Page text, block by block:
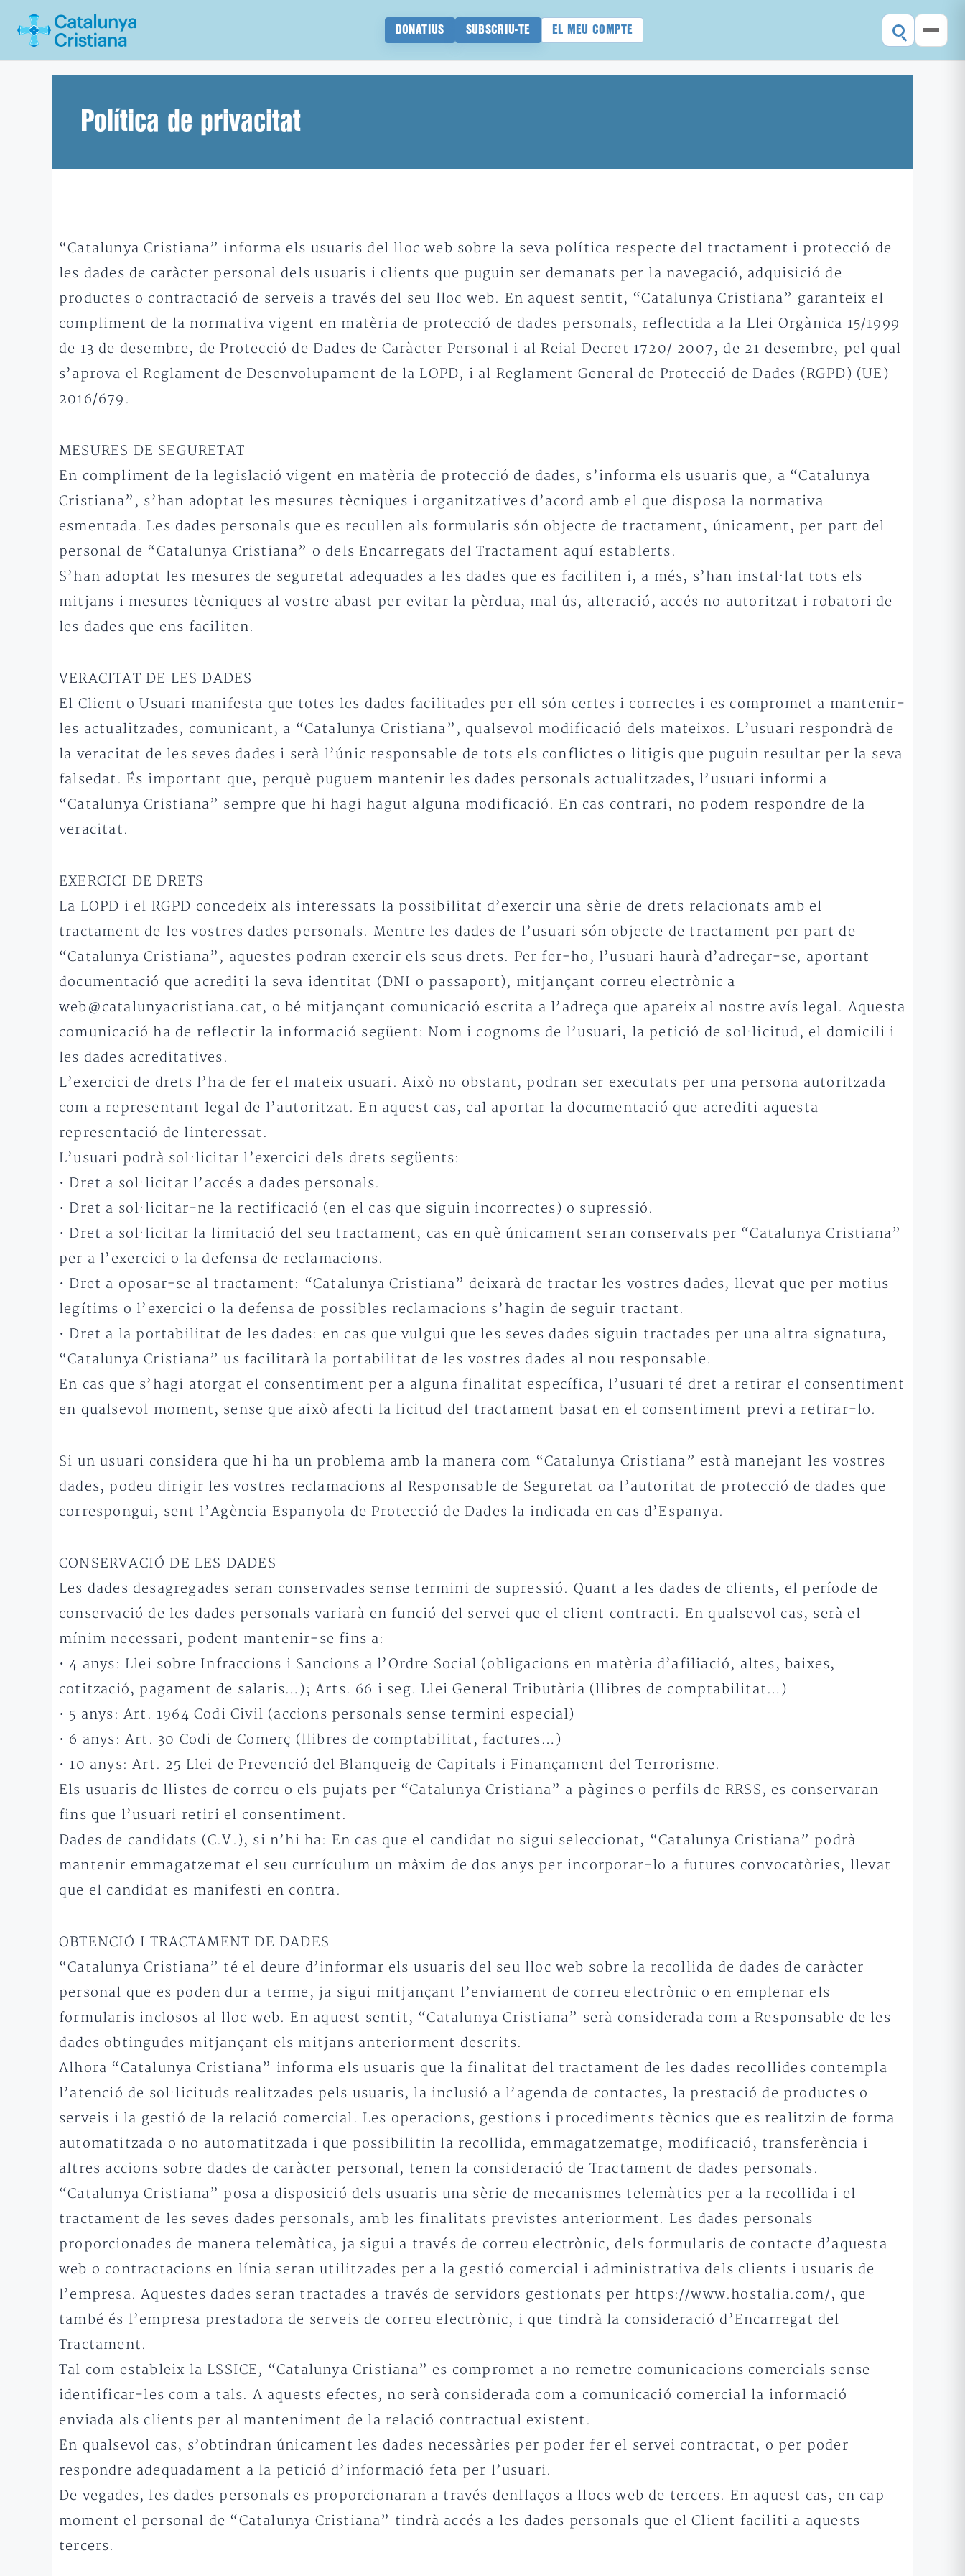
DONATIUS SUBSCRIU-TE EL MEU COMPTE
Política de privacitat
“Catalunya Cristiana” informa els usuaris del lloc web sobre la seva política respecte del tractament i protecció de
les dades de caràcter personal dels usuaris i clients que puguin ser demanats per la navegació, adquisició de
productes o contractació de serveis a través del seu lloc web. En aquest sentit, “Catalunya Cristiana” garanteix el
compliment de la normativa vigent en matèria de protecció de dades personals, reflectida a la Llei Orgànica 15/1999
de 13 de desembre, de Protecció de Dades de Caràcter Personal i al Reial Decret 1720/ 2007, de 21 desembre, pel qual
s’aprova el Reglament de Desenvolupament de la LOPD, i al Reglament General de Protecció de Dades (RGPD) (UE)
2016/679.
MESURES DE SEGURETAT
En compliment de la legislació vigent en matèria de protecció de dades, s’informa els usuaris que, a “Catalunya
Cristiana”, s’han adoptat les mesures tècniques i organitzatives d’acord amb el que disposa la normativa
esmentada. Les dades personals que es recullen als formularis són objecte de tractament, únicament, per part del
personal de “Catalunya Cristiana” o dels Encarregats del Tractament aquí establerts.
S’han adoptat les mesures de seguretat adequades a les dades que es faciliten i, a més, s’han instal·lat tots els
mitjans i mesures tècniques al vostre abast per evitar la pèrdua, mal ús, alteració, accés no autoritzat i robatori de
les dades que ens faciliten.
VERACITAT DE LES DADES
El Client o Usuari manifesta que totes les dades facilitades per ell són certes i correctes i es compromet a mantenir-
les actualitzades, comunicant, a “Catalunya Cristiana”, qualsevol modificació dels mateixos. L’usuari respondrà de
la veracitat de les seves dades i serà l’únic responsable de tots els conflictes o litigis que puguin resultar per la seva
falsedat. És important que, perquè puguem mantenir les dades personals actualitzades, l’usuari informi a
“Catalunya Cristiana” sempre que hi hagi hagut alguna modificació. En cas contrari, no podem respondre de la
veracitat.
EXERCICI DE DRETS
La LOPD i el RGPD concedeix als interessats la possibilitat d’exercir una sèrie de drets relacionats amb el
tractament de les vostres dades personals. Mentre les dades de l’usuari són objecte de tractament per part de
“Catalunya Cristiana”, aquestes podran exercir els seus drets. Per fer-ho, l’usuari haurà d’adreçar-se, aportant
documentació que acrediti la seva identitat (DNI o passaport), mitjançant correu electrònic a
web@catalunyacristiana.cat, o bé mitjançant comunicació escrita a l’adreça que apareix al nostre avís legal. Aquesta
comunicació ha de reflectir la informació següent: Nom i cognoms de l’usuari, la petició de sol·licitud, el domicili i
les dades acreditatives.
L’exercici de drets l’ha de fer el mateix usuari. Això no obstant, podran ser executats per una persona autoritzada
com a representant legal de l’autoritzat. En aquest cas, cal aportar la documentació que acrediti aquesta
representació de linteressat.
L’usuari podrà sol·licitar l’exercici dels drets següents:
• Dret a sol·licitar l’accés a dades personals.
• Dret a sol·licitar-ne la rectificació (en el cas que siguin incorrectes) o supressió.
• Dret a sol·licitar la limitació del seu tractament, cas en què únicament seran conservats per “Catalunya Cristiana”
per a l’exercici o la defensa de reclamacions.
• Dret a oposar-se al tractament: “Catalunya Cristiana” deixarà de tractar les vostres dades, llevat que per motius
legítims o l’exercici o la defensa de possibles reclamacions s’hagin de seguir tractant.
• Dret a la portabilitat de les dades: en cas que vulgui que les seves dades siguin tractades per una altra signatura,
“Catalunya Cristiana” us facilitarà la portabilitat de les vostres dades al nou responsable.
En cas que s’hagi atorgat el consentiment per a alguna finalitat específica, l’usuari té dret a retirar el consentiment
en qualsevol moment, sense que això afecti la licitud del tractament basat en el consentiment previ a retirar-lo.
Si un usuari considera que hi ha un problema amb la manera com “Catalunya Cristiana” està manejant les vostres
dades, podeu dirigir les vostres reclamacions al Responsable de Seguretat oa l’autoritat de protecció de dades que
correspongui, sent l’Agència Espanyola de Protecció de Dades la indicada en cas d’Espanya.
CONSERVACIÓ DE LES DADES
Les dades desagregades seran conservades sense termini de supressió. Quant a les dades de clients, el període de
conservació de les dades personals variarà en funció del servei que el client contracti. En qualsevol cas, serà el
mínim necessari, podent mantenir-se fins a:
• 4 anys: Llei sobre Infraccions i Sancions a l’Ordre Social (obligacions en matèria d’afiliació, altes, baixes,
cotització, pagament de salaris…); Arts. 66 i seg. Llei General Tributària (llibres de comptabilitat…)
• 5 anys: Art. 1964 Codi Civil (accions personals sense termini especial)
• 6 anys: Art. 30 Codi de Comerç (llibres de comptabilitat, factures…)
• 10 anys: Art. 25 Llei de Prevenció del Blanqueig de Capitals i Finançament del Terrorisme.
Els usuaris de llistes de correu o els pujats per “Catalunya Cristiana” a pàgines o perfils de RRSS, es conservaran
fins que l’usuari retiri el consentiment.
Dades de candidats (C.V.), si n’hi ha: En cas que el candidat no sigui seleccionat, “Catalunya Cristiana” podrà
mantenir emmagatzemat el seu currículum un màxim de dos anys per incorporar-lo a futures convocatòries, llevat
que el candidat es manifesti en contra.
OBTENCIÓ I TRACTAMENT DE DADES
“Catalunya Cristiana” té el deure d’informar els usuaris del seu lloc web sobre la recollida de dades de caràcter
personal que es poden dur a terme, ja sigui mitjançant l’enviament de correu electrònic o en emplenar els
formularis inclosos al lloc web. En aquest sentit, “Catalunya Cristiana” serà considerada com a Responsable de les
dades obtingudes mitjançant els mitjans anteriorment descrits.
Alhora “Catalunya Cristiana” informa els usuaris que la finalitat del tractament de les dades recollides contempla
l’atenció de sol·licituds realitzades pels usuaris, la inclusió a l’agenda de contactes, la prestació de productes o
serveis i la gestió de la relació comercial. Les operacions, gestions i procediments tècnics que es realitzin de forma
automatitzada o no automatitzada i que possibilitin la recollida, emmagatzematge, modificació, transferència i
altres accions sobre dades de caràcter personal, tenen la consideració de Tractament de dades personals.
“Catalunya Cristiana” posa a disposició dels usuaris una sèrie de mecanismes telemàtics per a la recollida i el
tractament de les seves dades personals, amb les finalitats previstes anteriorment. Les dades personals
proporcionades de manera telemàtica, ja sigui a través de correu electrònic, dels formularis de contacte d’aquesta
web o contractacions en línia seran utilitzades per a la gestió comercial i administrativa dels clients i usuaris de
l’empresa. Aquestes dades seran tractades a través de servidors gestionats per https://www.hostalia.com/, que
també és l’empresa prestadora de serveis de correu electrònic, i que tindrà la consideració d’Encarregat del
Tractament.
Tal com estableix la LSSICE, “Catalunya Cristiana” es compromet a no remetre comunicacions comercials sense
identificar-les com a tals. A aquests efectes, no serà considerada com a comunicació comercial la informació
enviada als clients per al manteniment de la relació contractual existent.
En qualsevol cas, s’obtindran únicament les dades necessàries per poder fer el servei contractat, o per poder
respondre adequadament a la petició d’informació feta per l’usuari.
De vegades, les dades personals es proporcionaran a través denllaços a llocs web de tercers. En aquest cas, en cap
moment el personal de “Catalunya Cristiana” tindrà accés a les dades personals que el Client faciliti a aquests
tercers.